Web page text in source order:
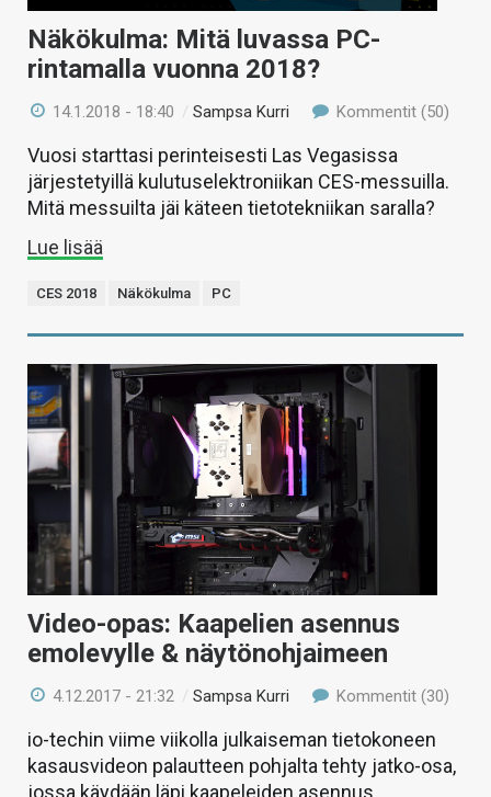
Näkökulma: Mitä luvassa PC-
rintamalla vuonna 2018?
14.1.2018 - 18:40 /Sampsa Kurri Kommentit (50)
Vuosi starttasi perinteisesti Las Vegasissa
järjestetyillä kulutuselektroniikan CES-messuilla.
Mitä messuilta jäi käteen tietotekniikan saralla?
Lue lisää
CES 2018 Näkökulma PC
Video-opas: Kaapelien asennus
emolevylle & näytönohjaimeen
4.12.2017 - 21:32 /Sampsa Kurri Kommentit (30)
io-techin viime viikolla julkaiseman tietokoneen
kasausvideon palautteen pohjalta tehty jatko-osa,
jossa käydään läpi kaapeleiden asennus